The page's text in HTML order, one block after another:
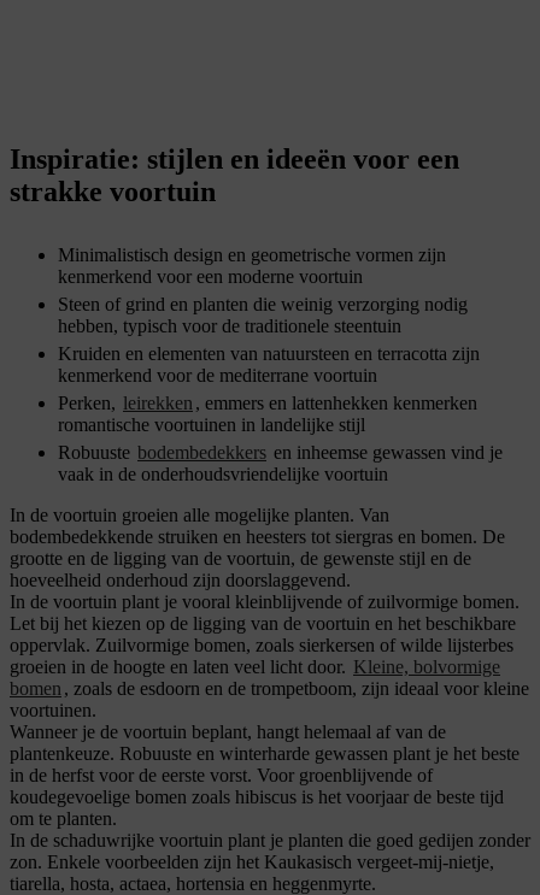
Inspiratie: stijlen en ideeën voor een
strakke voortuin
Minimalistisch design en geometrische vormen zijn
kenmerkend voor een moderne voortuin
Steen of grind en planten die weinig verzorging nodig
hebben, typisch voor de traditionele steentuin
Kruiden en elementen van natuursteen en terracotta zijn
kenmerkend voor de mediterrane voortuin
Perken, leirekken , emmers en lattenhekken kenmerken
romantische voortuinen in landelijke stijl
Robuuste bodembedekkers en inheemse gewassen vind je
vaak in de onderhoudsvriendelijke voortuin
In de voortuin groeien alle mogelijke planten. Van
bodembedekkende struiken en heesters tot siergras en bomen. De
grootte en de ligging van de voortuin, de gewenste stijl en de
hoeveelheid onderhoud zijn doorslaggevend.
In de voortuin plant je vooral kleinblijvende of zuilvormige bomen.
Let bij het kiezen op de ligging van de voortuin en het beschikbare
oppervlak. Zuilvormige bomen, zoals sierkersen of wilde lijsterbes
groeien in de hoogte en laten veel licht door. Kleine, bolvormige
bomen , zoals de esdoorn en de trompetboom, zijn ideaal voor kleine
voortuinen.
Wanneer je de voortuin beplant, hangt helemaal af van de
plantenkeuze. Robuuste en winterharde gewassen plant je het beste
in de herfst voor de eerste vorst. Voor groenblijvende of
koudegevoelige bomen zoals hibiscus is het voorjaar de beste tijd
om te planten.
In de schaduwrijke voortuin plant je planten die goed gedijen zonder
zon. Enkele voorbeelden zijn het Kaukasisch vergeet-mij-nietje,
tiarella, hosta, actaea, hortensia en heggenmyrte.